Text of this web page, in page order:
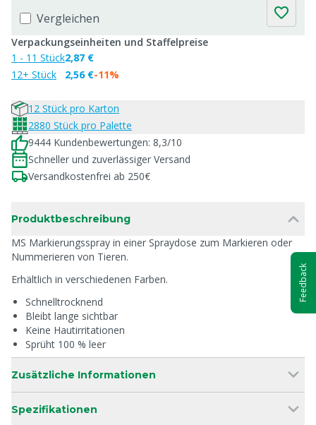
Vergleichen
Verpackungseinheiten und Staffelpreise
1 - 11 Stück
12+ Stück
2,87 €
2,56 €-11%
12 Stück pro Karton
2880 Stück pro Palette
9444 Kundenbewertungen: 8,3/10
Schneller und zuverlässiger Versand
Versandkostenfrei ab 250€
Produktbeschreibung
MS Markierungsspray in einer Spraydose zum Markieren oder
Nummerieren von Tieren.
Erhältlich in verschiedenen Farben.
Schnelltrocknend
Bleibt lange sichtbar
Keine Hautirritationen
Sprüht 100 % leer
Zusätzliche Informationen
Spezifikationen
Feedback